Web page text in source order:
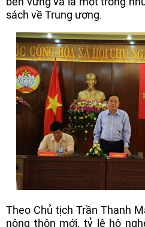
sách về Trung ương.
Theo Chủ tịch Trần Thanh
nông thôn mới, tỷ lệ hộ